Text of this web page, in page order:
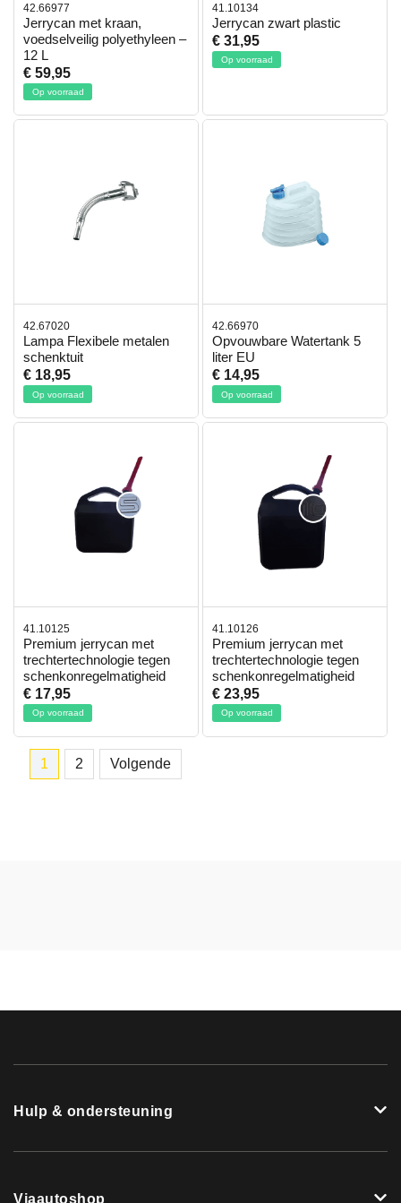
42.66977
Jerrycan met kraan,
voedselveilig polyethyleen –
12 L
€ 59,95
Op voorraad
41.10134
Jerrycan zwart plastic
€ 31,95
Op voorraad
42.67020
Lampa Flexibele metalen
schenktuit
€ 18,95
Op voorraad
42.66970
Opvouwbare Watertank 5
liter EU
€ 14,95
Op voorraad
41.10125
Premium jerrycan met
trechtertechnologie tegen
schenkonregelmatigheid
€ 17,95
Op voorraad
41.10126
Premium jerrycan met
trechtertechnologie tegen
schenkonregelmatigheid
€ 23,95
Op voorraad
1 2 Volgende
Hulp & ondersteuning
Viaautoshop